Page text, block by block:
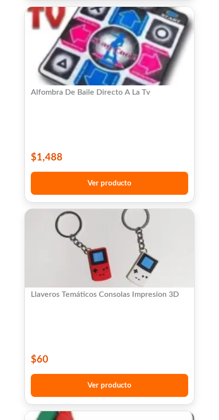
Alfombra De Baile Directo A La Tv
$1,488
Ver producto
Llaveros Temáticos Consolas Impresion 3D
$60
Ver producto